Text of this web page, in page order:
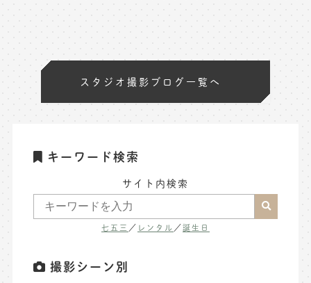
スタジオ撮影ブログ一覧へ
キーワード検索
サイト内検索
七五三 ／ レンタル ／誕生日
撮影シーン別